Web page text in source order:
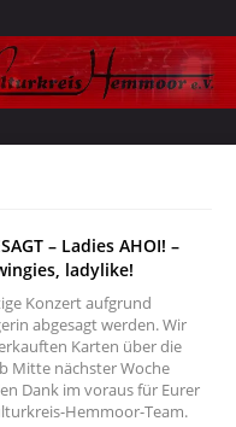
– Ladies AHOI! –
ladylike!
Konzert aufgrund
abgesagt werden. Wir
Karten über die
Mitte nächster Woche
Dank im voraus für Eurer
Hemmoor-Team.